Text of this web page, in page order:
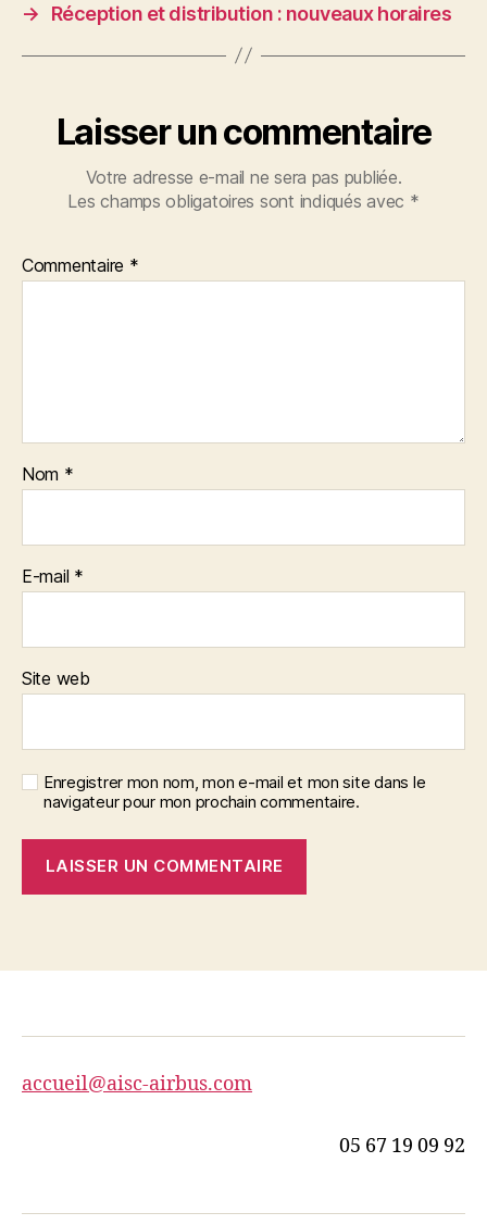
→
Réception et distribution : nouveaux horaires
Laisser un commentaire
Votre adresse e-mail ne sera pas publiée.
Les champs obligatoires sont indiqués avec *
Commentaire *
Nom *
E-mail *
Site web
Enregistrer mon nom, mon e-mail et mon site dans le
navigateur pour mon prochain commentaire.
accueil@aisc-airbus.com
05 67 19 09 92